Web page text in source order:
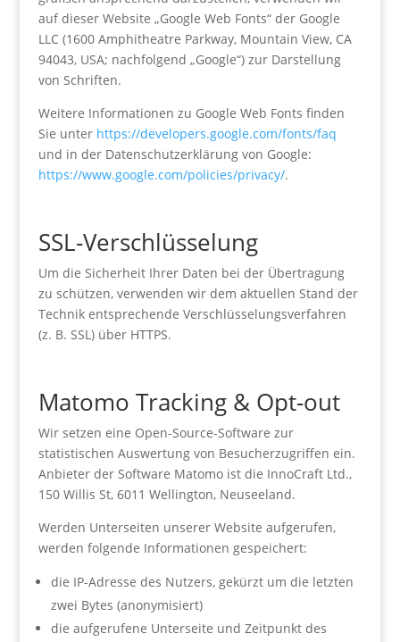
auf dieser Website „Google Web Fonts“ der Google
LLC (1600 Amphitheatre Parkway, Mountain View, CA
94043, USA; nachfolgend „Google“) zur Darstellung
von Schriften.
Weitere Informationen zu Google Web Fonts finden
Sie unter https://developers.google.com/fonts/faq
und in der Datenschutzerklärung von Google:
https://www.google.com/policies/privacy/.
SSL-Verschlüsselung
Um die Sicherheit Ihrer Daten bei der Übertragung
zu schützen, verwenden wir dem aktuellen Stand der
Technik entsprechende Verschlüsselungsverfahren
(z. B. SSL) über HTTPS.
Matomo Tracking & Opt-out
Wir setzen eine Open-Source-Software zur
statistischen Auswertung von Besucherzugriffen ein.
Anbieter der Software Matomo ist die InnoCraft Ltd.,
150 Willis St, 6011 Wellington, Neuseeland.
Werden Unterseiten unserer Website aufgerufen,
werden folgende Informationen gespeichert:
die IP-Adresse des Nutzers, gekürzt um die letzten
zwei Bytes (anonymisiert)
die aufgerufene Unterseite und Zeitpunkt des